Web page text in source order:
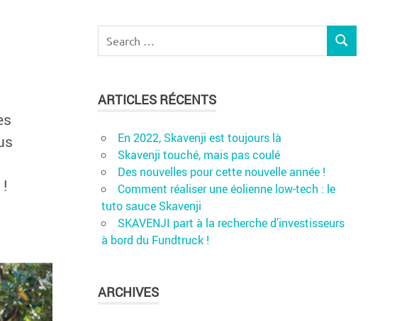
for:
SEARCH
ARTICLES RÉCENTS
En 2022, Skavenji est toujours là
Skavenji touché, mais pas coulé
Des nouvelles pour cette nouvelle année !
Comment réaliser une éolienne low-tech : le
tuto sauce Skavenji
SKAVENJI part à la recherche d’investisseurs
à bord du Fundtruck !
ARCHIVES